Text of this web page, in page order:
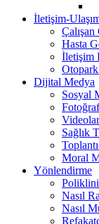
İletişim-
Hasta
İletişim
Dijital Medya
Sosyal
Videolar
Sağlık
Moral
Yönlendirme
Nasıl
Nasıl